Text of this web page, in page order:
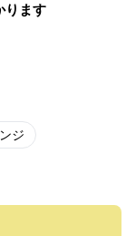
ります
ジ